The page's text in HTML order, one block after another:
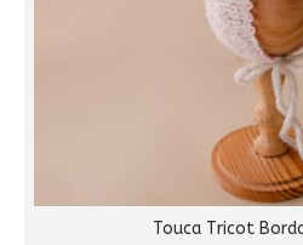
Touca Tricot